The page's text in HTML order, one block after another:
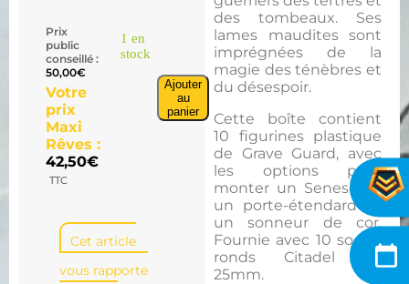
des tombeaux. Ses
lames maudites sont
imprégnées de la
magie des ténèbres et
du désespoir.
Cette boîte contient
10 figurines plastique
de Grave Guard, avec
les options pour
monter un Seneschal,
un porte-étendard et
un sonneur de cor.
Fournie avec 10 socles
ronds Citadel de
25mm.
Prix
public
conseillé :
50,00€
Votre
prix
Maxi
Rêves :
42,50€
TTC
1 en
stock
Ajouter
au
panier
Cet article
vous rapporte